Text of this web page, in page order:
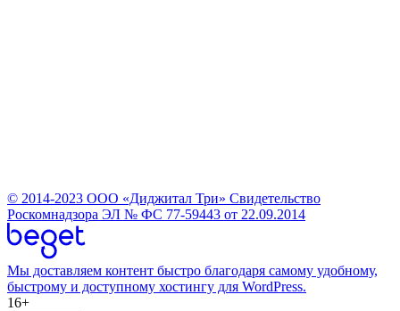
© 2014-2023 ООО «Диджитал Три» Свидетельство
Роскомнадзора ЭЛ № ФС 77-59443 от 22.09.2014
Мы доставляем контент быстро благодаря самому удобному,
быстрому и доступному хостингу для WordPress.
16+